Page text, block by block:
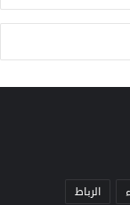
الرباط